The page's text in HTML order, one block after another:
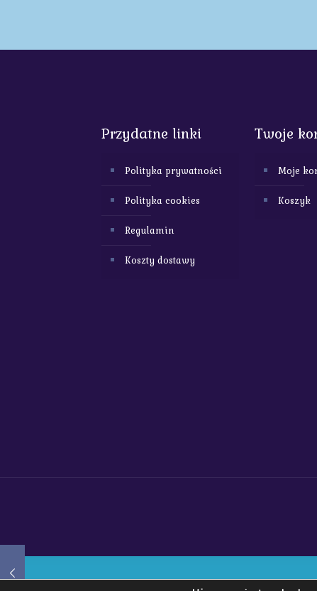
Przydatne linki
Polityka prywatności
Polityka cookies
Regulamin
Koszty dostawy
Twoje
Moje
Koszyk